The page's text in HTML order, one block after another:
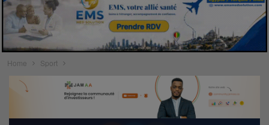
Home Sport